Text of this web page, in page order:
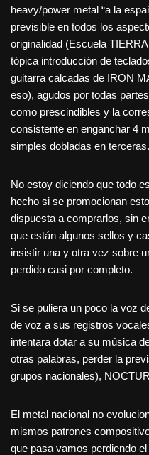
heavy/power metal “a la
previsible en todos los
originalidad (Escuela
tópica introducción de
guitarra calcadas de IRON
eso), agudos por todas
como prescindibles y la
consistente en enganchar 4
simples dobladas en terceras.
No estoy diciendo que todo
hecho si se promocionan
dispuesta a comprarlos, sin
que están algunos sellos y
insistir una y otra vez sobre
perdido casi por completo.
Si se puliera un poco la voz
de voz a sus registros
intentara dotar a su música
otras palabras, perder la
grupos nacionales),
El metal nacional no
mismos patrones
que pasa vamos perdiendo